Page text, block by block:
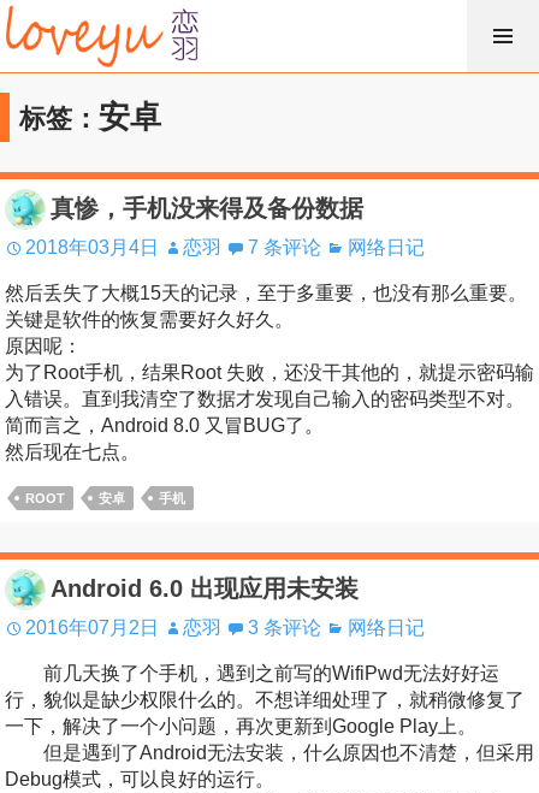
跳
过
内
容标签： 安卓
真惨，手机没来得及备份数据
2018年03月4日 恋羽 7 条评论 网络日记
然后丢失了大概15天的记录，至于多重要，也没有那么重要。
关键是软件的恢复需要好久好久。
原因呢：
为了Root手机，结果Root 失败，还没干其他的，就提示密码输
入错误。直到我清空了数据才发现自己输入的密码类型不对。
简而言之，Android 8.0 又冒BUG了。
然后现在七点。
ROOT 安卓 手机
Android 6.0 出现应用未安装
2016年07月2日 恋羽 3 条评论 网络日记
前几天换了个手机，遇到之前写的WifiPwd无法好好运
行，貌似是缺少权限什么的。不想详细处理了，就稍微修复了
一下，解决了一个小问题，再次更新到Google Play上。
但是遇到了Android无法安装，什么原因也不清楚，但采用
Debug模式，可以良好的运行。